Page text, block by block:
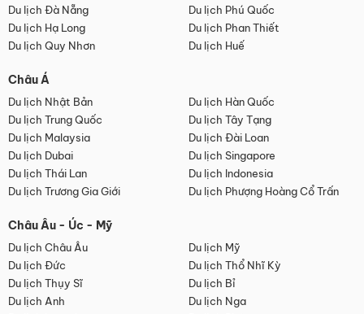
Du lịch Đà Nẵng
Du lịch Phú Quốc
Du lịch Hạ Long
Du lịch Phan Thiết
Du lịch Quy Nhơn
Du lịch Huế
Châu Á
Du lịch Nhật Bản
Du lịch Hàn Quốc
Du lịch Trung Quốc
Du lịch Tây Tạng
Du lịch Malaysia
Du lịch Đài Loan
Du lịch Dubai
Du lịch Singapore
Du lịch Thái Lan
Du lịch Indonesia
Du lịch Trương Gia Giới
Du lịch Phượng Hoàng Cổ Trấn
Châu Âu - Úc - Mỹ
Du lịch Châu Âu
Du lịch Mỹ
Du lịch Đức
Du lịch Thổ Nhĩ Kỳ
Du lịch Thụy Sĩ
Du lịch Bỉ
Du lịch Anh
Du lịch Nga